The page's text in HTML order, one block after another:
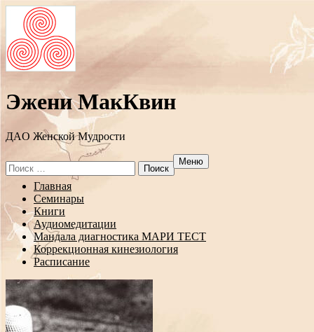
Эжени МакКвин
ДAO Женской Мудрости
Search
for:
Меню
Перейти
содержанию
Главная
Семинары
Книги
Аудиомедитации
Мандала диагностика МАРИ ТЕСТ
Коррекционная кинезиология
Расписание